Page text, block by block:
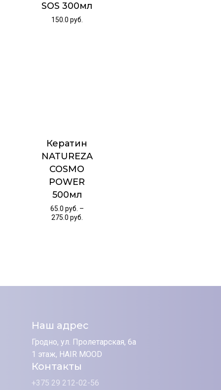
SOS 300мл
150.0 руб.
Кератин
NATUREZA
COSMO
POWER
500мл
65.0 руб. –
275.0 руб.
Наш адрес
Гродно, ул. Пролетарская, 6а
1 этаж, HAIR MOOD
Контакты
+375 29 212-02-56